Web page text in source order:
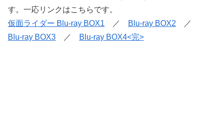
す。一応リンクはこちらです。
仮面ライダー Blu-ray BOX1 ／ Blu-ray BOX2 ／
Blu-ray BOX3 ／ Blu-ray BOX4<完>